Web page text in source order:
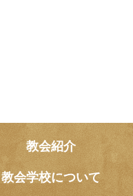
教会紹介
教会学校について